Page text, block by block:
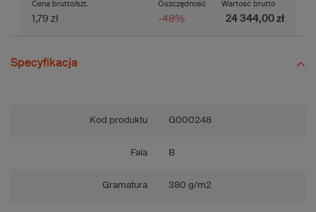
Oszczędność
-48%
Cena brutto/szt.
1,79 zł
Wartość brutto
24 344,00 zł
Specyfikacja
Kod produktu G000248
Fala B
Gramatura 380 g/m2